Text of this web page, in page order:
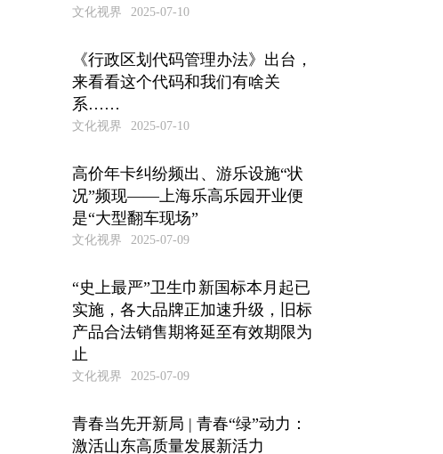
文化视界 2025-07-10
《行政区划代码管理办法》出台，
来看看这个代码和我们有啥关
系……
文化视界 2025-07-10
高价年卡纠纷频出、游乐设施“状
况”频现——上海乐高乐园开业便
是“大型翻车现场”
文化视界 2025-07-09
“史上最严”卫生巾新国标本月起已
实施，各大品牌正加速升级，旧标
产品合法销售期将延至有效期限为
止
文化视界 2025-07-09
青春当先开新局 | 青春“绿”动力：
激活山东高质量发展新活力